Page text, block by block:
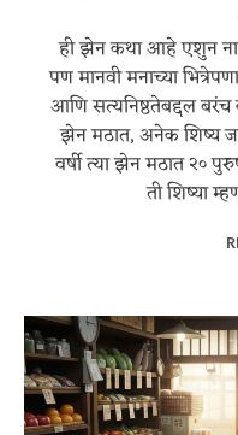
ही झेन कथा आहे एशुन
पण मानवी मनाच्या
आणि सत्यनिष्ठतेबद्दल
झेन मठात, अनेक शिष्य
वर्षी त्या झेन मठात २०
ती शिष्या